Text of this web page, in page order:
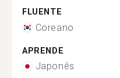
FLUENTE
Coreano
APRENDE
Japonês